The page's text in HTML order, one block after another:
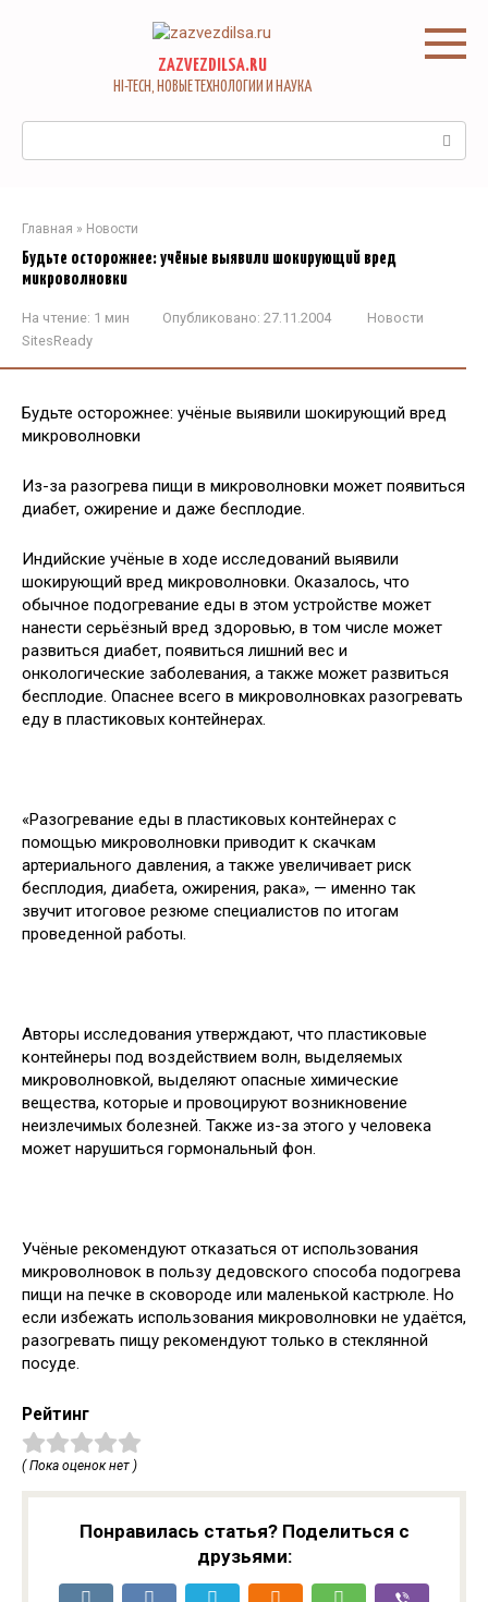
ZAZVEZDILSA.RU
HI-TECH, НОВЫЕ ТЕХНОЛОГИИ И НАУКА
Главная » Новости
Будьте осторожнее: учёные выявили шокирующий вред
микроволновки
На чтение: 1 мин Опубликовано: 27.11.2004
Новости
SitesReady
Будьте осторожнее: учёные выявили шокирующий вред
микроволновки
Из-за разогрева пищи в микроволновки может появиться
диабет, ожирение и даже бесплодие.
Индийские учёные в ходе исследований выявили
шокирующий вред микроволновки. Оказалось, что
обычное подогревание еды в этом устройстве может
нанести серьёзный вред здоровью, в том числе может
развиться диабет, появиться лишний вес и
онкологические заболевания, а также может развиться
бесплодие. Опаснее всего в микроволновках разогревать
еду в пластиковых контейнерах.
«Разогревание еды в пластиковых контейнерах с
помощью микроволновки приводит к скачкам
артериального давления, а также увеличивает риск
бесплодия, диабета, ожирения, рака», — именно так
звучит итоговое резюме специалистов по итогам
проведенной работы.
Авторы исследования утверждают, что пластиковые
контейнеры под воздействием волн, выделяемых
микроволновкой, выделяют опасные химические
вещества, которые и провоцируют возникновение
неизлечимых болезней. Также из-за этого у человека
может нарушиться гормональный фон.
Учёные рекомендуют отказаться от использования
микроволновок в пользу дедовского способа подогрева
пищи на печке в сковороде или маленькой кастрюле. Но
если избежать использования микроволновки не удаётся,
разогревать пищу рекомендуют только в стеклянной
посуде.
Рейтинг
( Пока оценок нет )
Понравилась статья? Поделиться с
друзьями: